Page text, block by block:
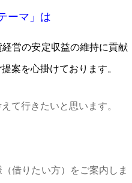
ーマ」は
経営の安定収益の維持に貢献
案を心掛けております。
て行きたいと思います。
借りたい方）をご案内しま